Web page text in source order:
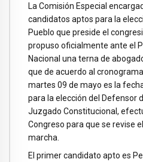
La Comisión Especial
candidatos aptos para la
Pueblo que preside el
propuso oficialmente ante el
Nacional una terna de
que de acuerdo al
martes 09 de mayo es la
para la elección del Defensor
Juzgado Constitucional,
Congreso para que se revise
marcha.
El primer candidato apto es